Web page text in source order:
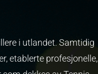
i utlandet. Samtidig
etablerte profesjonelle,